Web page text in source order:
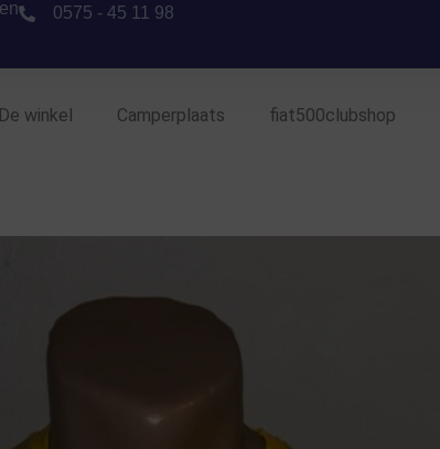
0575 - 45 11 98
De winkel Camperplaats fiat500clubshop